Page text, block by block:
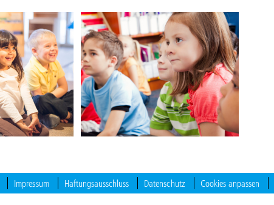
Impressum Haftungsausschluss Datenschutz Cookies anpassen